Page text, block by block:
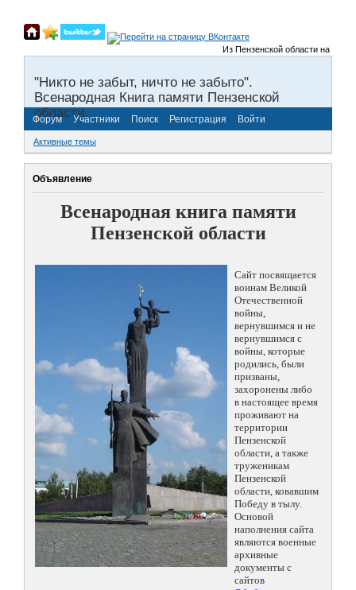
Из Пензенской области на
"Никто не забыт, ничто не забыто".
Всенародная Книга памяти Пензенской
области.
Форум Участники Поиск Регистрация Войти
Активные темы
Объявление
Всенародная книга памяти
Пензенской области
Сайт посвящается
воинам Великой
Отечественной
войны,
вернувшимся и не
вернувшимся с
войны, которые
родились, были
призваны,
захоронены либо
в настоящее время
проживают на
территории
Пензенской
области, а также
труженикам
Пензенской
области, ковавшим
Победу в тылу.
Основой
наполнения сайта
являются военные
архивные
документы с
сайтов